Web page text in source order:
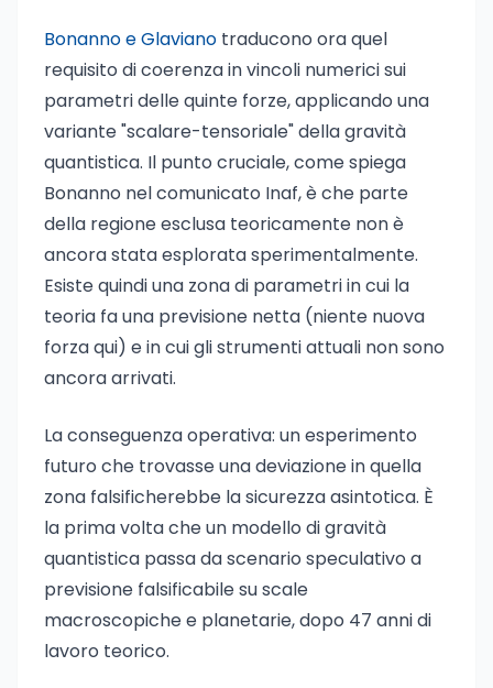
Bonanno e Glaviano traducono ora quel
requisito di coerenza in vincoli numerici sui
parametri delle quinte forze, applicando una
variante "scalare-tensoriale" della gravità
quantistica. Il punto cruciale, come spiega
Bonanno nel comunicato Inaf, è che parte
della regione esclusa teoricamente non è
ancora stata esplorata sperimentalmente.
Esiste quindi una zona di parametri in cui la
teoria fa una previsione netta (niente nuova
forza qui) e in cui gli strumenti attuali non sono
ancora arrivati.
La conseguenza operativa: un esperimento
futuro che trovasse una deviazione in quella
zona falsificherebbe la sicurezza asintotica. È
la prima volta che un modello di gravità
quantistica passa da scenario speculativo a
previsione falsificabile su scale
macroscopiche e planetarie, dopo 47 anni di
lavoro teorico.